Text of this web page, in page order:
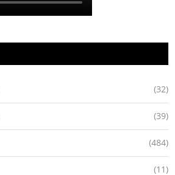
(32)
(39)
(484)
(11)